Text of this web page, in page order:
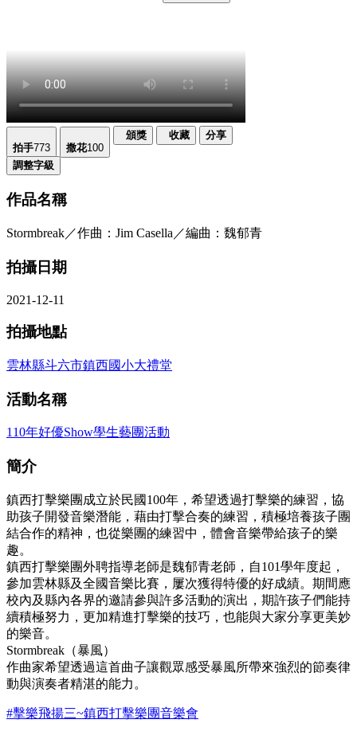
拍手773 撒花100
頒獎 收藏 分享
調整字級
作品名稱
Stormbreak／作曲：Jim Casella／編曲：魏郁青
拍攝日期
2021-12-11
拍攝地點
雲林縣斗六市鎮西國小大禮堂
活動名稱
110年好優Show學生藝團活動
簡介
鎮西打擊樂團成立於民國100年，希望透過打擊樂的練習，協
助孩子開發音樂潛能，藉由打擊合奏的練習，積極培養孩子團
結合作的精神，也從樂團的練習中，體會音樂帶給孩子的樂
趣。
鎮西打擊樂團外聘指導老師是魏郁青老師，自101學年度起，
參加雲林縣及全國音樂比賽，屢次獲得特優的好成績。期間應
校內及縣內各界的邀請參與許多活動的演出，期許孩子們能持
續積極努力，更加精進打擊樂的技巧，也能與大家分享更美妙
的樂音。
Stormbreak（暴風）
作曲家希望透過這首曲子讓觀眾感受暴風所帶來強烈的節奏律
動與演奏者精湛的能力。
#擊樂飛揚三~鎮西打擊樂團音樂會